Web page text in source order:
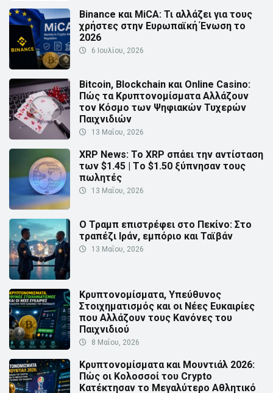
Binance και MiCA: Τι αλλάζει για τους
χρήστες στην Ευρωπαϊκή Ένωση το
2026
6 Ιουλίου, 2026
Bitcoin, Blockchain και Online Casino:
Πώς τα Κρυπτονομίσματα Αλλάζουν
τον Κόσμο των Ψηφιακών Τυχερών
Παιχνιδιών
13 Μαΐου, 2026
XRP News: Το XRP σπάει την αντίσταση
των $1.45 | Τo $1.50 ξύπνησαν τους
πωλητές
13 Μαΐου, 2026
Ο Τραμπ επιστρέφει στο Πεκίνο: Στο
τραπέζι Ιράν, εμπόριο και Ταϊβάν
13 Μαΐου, 2026
Κρυπτονομίσματα, Υπεύθυνος
Στοιχηματισμός και οι Νέες Ευκαιρίες
που Αλλάζουν τους Κανόνες του
Παιχνιδιού
8 Μαΐου, 2026
Κρυπτονομίσματα και Μουντιάλ 2026:
Πώς οι Κολοσσοί του Crypto
Κατέκτησαν το Μεγαλύτερο Αθλητικό